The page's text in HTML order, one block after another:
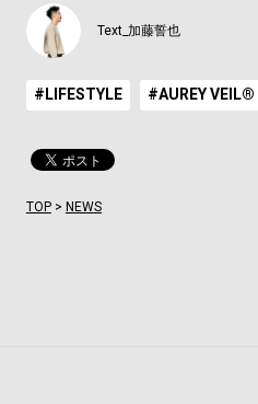
Text_加藤誓也
#LIFESTYLE #AUREY VEIL®
TOP> NEWS